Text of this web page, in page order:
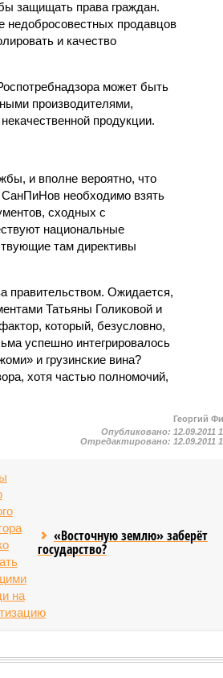
защищать права граждан.
недобросовестных продавцов
и качество
может быть
производителями,
продукции.
и вполне вероятно, что
необходимо взять
сходных с
национальные
там директивы
правительством. Ожидается,
Татьяны Голиковой и
который, безусловно,
успешно интегрировалось
и грузинские вина?
хотя частью полномочий,
Георгий
Опубликовано: 12.09.2011
Отредактировано: 12.09.2011
«Восточную землю» заберёт
государство?
предупредил о